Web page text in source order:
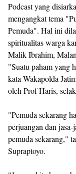
Podcast yang
mengangkat tema
Pemuda". Hal ini
spiritualitas warga
Malik Ibrahim,
"Suatu paham yang
kata Wakapolda
oleh Prof Haris,
"Pemuda sekarang
perjuangan dan
pemuda sekarang,"
Supraptoyo.